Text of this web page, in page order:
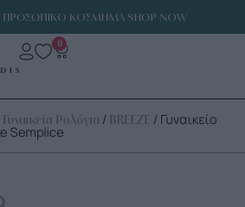
ΠΡΟΣΩΠΙΚΟ ΚΟΣΜΗΜΑ SHOP NOW
0
Γυναικεία Ρολόγια / BREEZE / Γυναικείο
Semplice